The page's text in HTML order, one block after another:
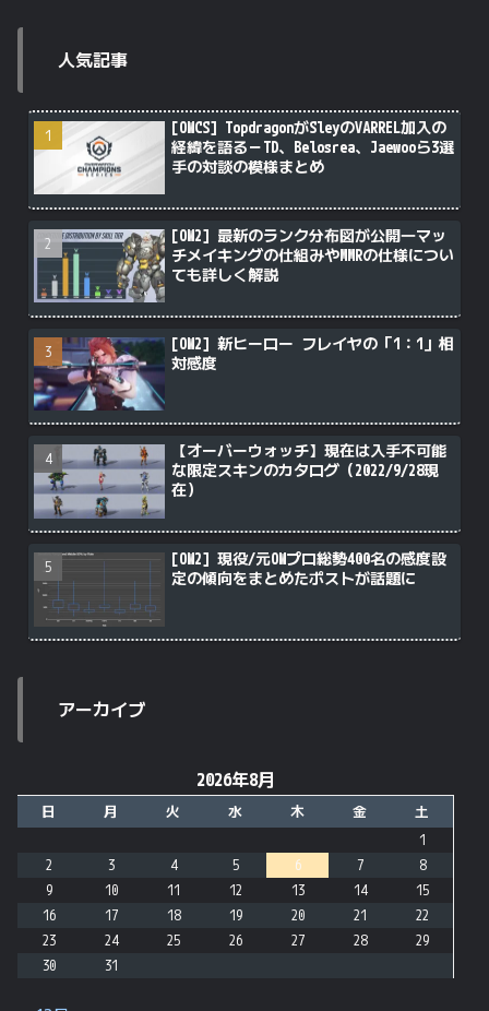
人気記事
[OWCS] TopdragonがSleyのVARREL加入の
経緯を語る－TD、Belosrea、Jaewooら3選
手の対談の模様まとめ
[OW2] 最新のランク分布図が公開―マッ
チメイキングの仕組みやMMRの仕様につい
ても詳しく解説
[OW2] 新ヒーロー フレイヤの「1：1」相
対感度
【オーバーウォッチ】現在は入手不可能
な限定スキンのカタログ（2022/9/28現
在）
[OW2] 現役/元OWプロ総勢400名の感度設
定の傾向をまとめたポストが話題に
アーカイブ
2026年8月
日 月 火 水 木 金
土
1
2
3 4 5 6 7
8
9
10 11 12 13 14
15
16
17 18 19 20 21
22
23
24 25 26 27 28
29
30
31